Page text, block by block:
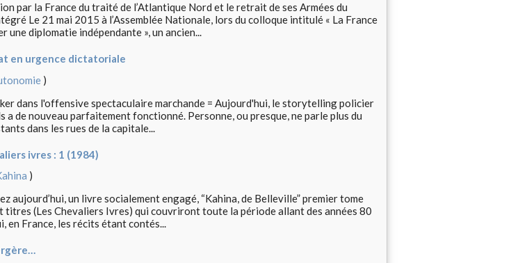
par la France du traité de l’Atlantique Nord et le retrait de ses Armées du
Le 21 mai 2015 à l’Assemblée Nationale, lors du colloque intitulé « La France
une diplomatie indépendante », un ancien...
en urgence dictatoriale
)
dans l'offensive spectaculaire marchande = Aujourd'hui, le storytelling policier
a de nouveau parfaitement fonctionné. Personne, ou presque, ne parle plus du
dans les rues de la capitale...
ivres : 1 (1984)
)
aujourd’hui, un livre socialement engagé, “Kahina, de Belleville” premier tome
titres (Les Chevaliers Ivres) qui couvriront toute la période allant des années 80
en France, les récits étant contés...